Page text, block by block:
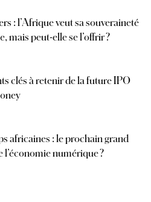
: l’Afrique veut sa souveraineté
mais peut-elle se l’offrir ?
clés à retenir de la future IPO
africaines : le prochain grand
l’économie numérique ?